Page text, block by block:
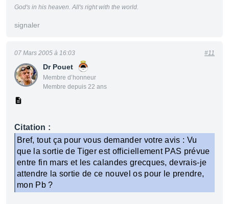
God's in his heaven. All's right with the world.
signaler
Dr Pouet
Membre d’honneur
Membre depuis 22 ans
07 Mars 2005 à 16:03 #11
Citation :
Bref, tout ça pour vous demander votre avis : Vu
que la sortie de Tiger est officiellement PAS prévue
entre fin mars et les calandes grecques, devrais-je
attendre la sortie de ce nouvel os pour le prendre,
mon Pb ?